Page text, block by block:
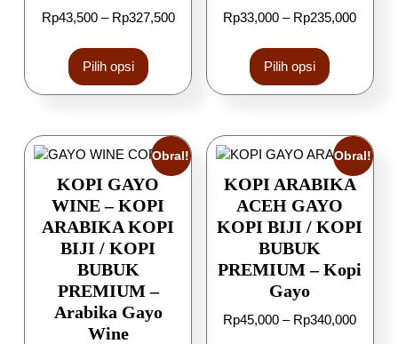
Rp43,500 – Rp327,500
Pilih opsi
Rp33,000 – Rp235,000
Pilih opsi
Obral!
KOPI GAYO
WINE – KOPI
ARABIKA KOPI
BIJI / KOPI
BUBUK
PREMIUM –
Arabika Gayo
Wine
Obral!
KOPI ARABIKA
ACEH GAYO
KOPI BIJI / KOPI
BUBUK
PREMIUM – Kopi
Gayo
Rp45,000 – Rp340,000